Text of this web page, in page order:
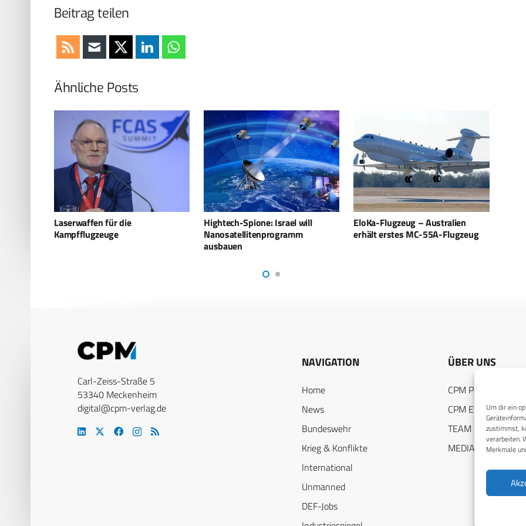
Um dir ein
zustimmst,
verarbeiten.
Merkmale
Beitrag teilen
Ähnliche Posts
Hightech-Spione: Israel will
Nanosatellitenprogramm
EloKa-Flugzeug – Australien
erhält erstes MC-55A-Flugzeug
GBU-39 im Libanon: USA bitten
um Rückgabe
Carl-Zeiss-Straße 5
53340 Meckenheim
digital@cpm-verlag.de
NAVIGATION
Home
News
Bundeswehr
Krieg & Konflikte
International
Unmanned
DEF-Jobs
ÜBER UNS
CPM PUBLICATIONS
CPM EVENTS
TEAM
MEDIADATEN